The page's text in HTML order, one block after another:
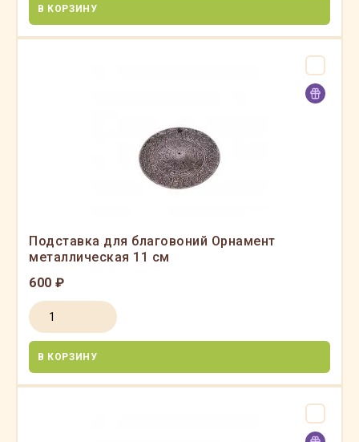
В КОРЗИНУ
Подставка для благовоний Орнамент
металлическая 11 см
600 ₽
В КОРЗИНУ